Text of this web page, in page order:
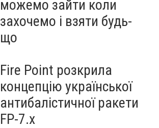
можемо зайти коли
захочемо і взяти будь-
що
Fire Point розкрила
концепцію української
антибалістичної ракети
FP-7.x